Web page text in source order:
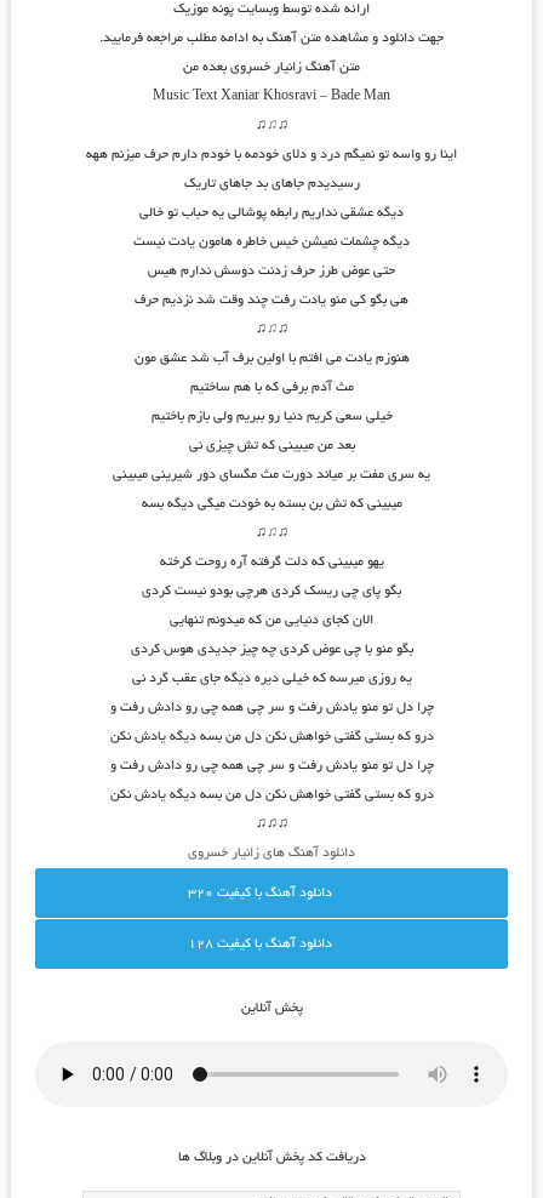
ارائه شده توسط وبسایت پونه موزیک
جهت دانلود و مشاهده متن آهنگ به ادامه مطلب مراجعه فرمایید.
متن آهنگ زانیار خسروی بعده من
Music Text Xaniar Khosravi – Bade Man
♫
♫
♫
اینا رو واسه تو نمیگم درد و دلای خودمه با خودم دارم حرف میزنم ههه
رسیدیدم جاهای بد جاهای تاریک
دیگه عشقی نداریم رابطه پوشالی یه حباب تو خالی
دیگه چشمات نمیشن خیس خاطره هامون یادت نیست
حتی عوض طرز حرف زدنت دوسش ندارم هیس
هی بگو کی منو یادت رفت چند وقت شد نزدیم حرف
♫
♫
♫
هنوزم یادت می افتم با اولین برف آب شد عشق مون
مث آدم برفی که با هم ساختیم
خیلی سعی کریم دنیا رو ببریم ولی بازم باختیم
بعد من میبینی که تش چیزی نی
یه سری مفت بر میاند دورت مث مگسای دور شیرینی میبینی
میبینی که تش بن بسته به خودت میگی دیگه بسه
♫
♫
♫
یهو میبینی که دلت گرفته آره روحت کرخته
بگو پای چی ریسک کردی هرچی بودو نیست کردی
الان کجای دنیایی من که میدونم تنهایی
بگو منو با چی عوض کردی چه چیز جدیدی هوس کردی
یه روزی میرسه که خیلی دیره دیگه جای عقب گرد نی
چرا دل تو منو یادش رفت و سر چی همه چی رو دادش رفت و
درو که بستی گفتی خواهش نکن دل من بسه دیگه یادش نکن
چرا دل تو منو یادش رفت و سر چی همه چی رو دادش رفت و
درو که بستی گفتی خواهش نکن دل من بسه دیگه یادش نکن
♫♫♫
دانلود آهنگ های زانیار خسروی
دانلود آهنگ با کيفيت 320
دانلود آهنگ با کيفيت 128
پخش آنلاين
دريافت کد پخش آنلاين در وبلاگ ها